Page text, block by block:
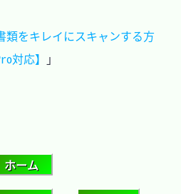
類をキレイにスキャンする方
対応】